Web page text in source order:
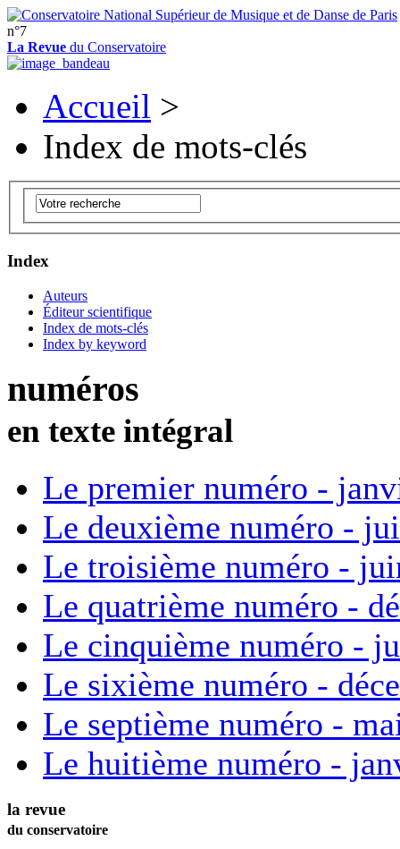
n°7
La Revue du Conservatoire
Accueil >
Index de mots-clés
Index
Auteurs
Éditeur scientifique
Index de mots-clés
Index by keyword
numéros
en texte intégral
Le premier numéro -
Le deuxième numéro -
Le troisième numéro -
Le quatrième numéro -
Le cinquième numéro -
Le sixième numéro -
Le septième numéro -
Le huitième numéro -
la revue
du conservatoire